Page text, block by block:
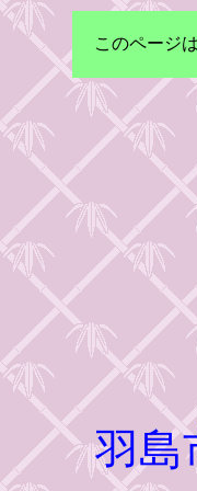
このページ
羽島